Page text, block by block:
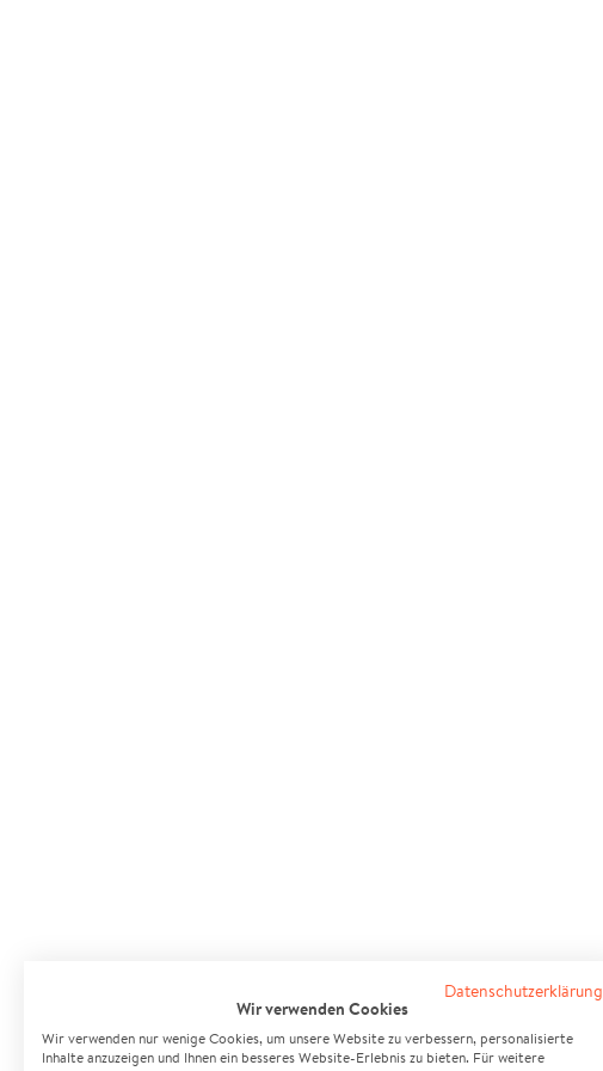
Datenschutzerklärung
Wir verwenden Cookies
Wir verwenden nur wenige Cookies, um unsere Website zu verbessern, personalisierte
Inhalte anzuzeigen und Ihnen ein besseres Website-Erlebnis zu bieten. Für weitere